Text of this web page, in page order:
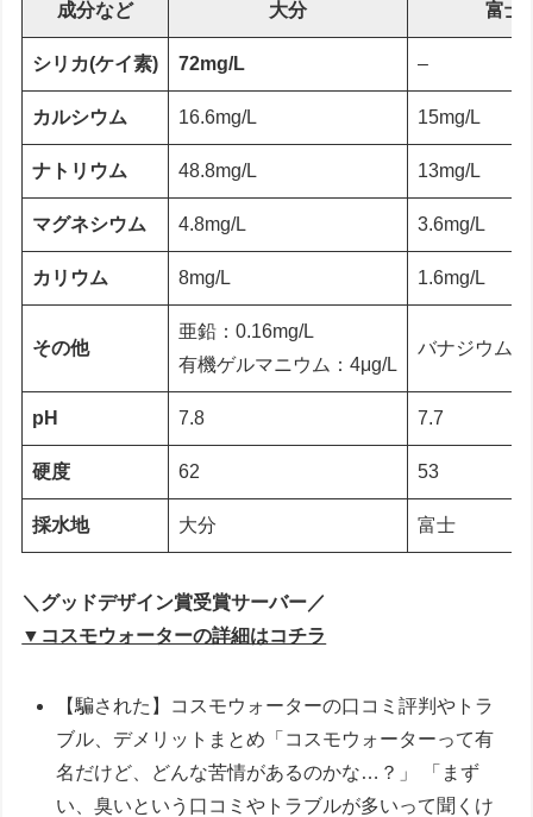
成分など 大分 富士
シリカ(ケイ素) 72mg/L –
カルシウム 16.6mg/L 15mg/L
ナトリウム 48.8mg/L 13mg/L
マグネシウム 4.8mg/L 3.6mg/L
カリウム 8mg/L 1.6mg/L
その他
亜鉛：0.16mg/L
有機ゲルマニウム：4μg/L
バナジウム
pH 7.8 7.7
硬度 62 53
採水地 大分 富士
＼グッドデザイン賞受賞サーバー／
▼コスモウォーターの詳細はコチラ
【騙された】コスモウォーターの口コミ評判やトラ
ブル、デメリットまとめ「コスモウォーターって有
名だけど、どんな苦情があるのかな…？」 「まず
い、臭いという口コミやトラブルが多いって聞くけ